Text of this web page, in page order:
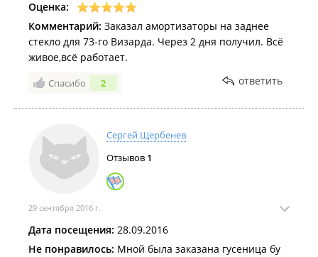
Оценка:
Комментарий: Заказал амортизаторы на заднее
стекло для 73-го Визарда. Через 2 дня получил. Всё
живое,всё работает.
Спасибо 2 ответить
Сергей Щербенев
Отзывов 1
29 сентября 2016 г.
Дата посещения: 28.09.2016
Не понравилось: Мной была заказана гусеница бу